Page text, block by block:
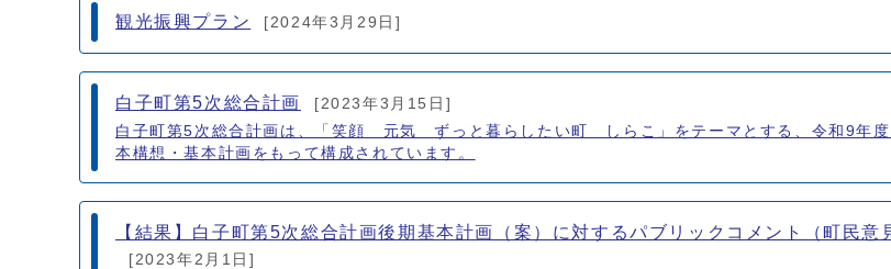
観光振興プラン [2024年3月29日]
白子町第5次総合計画
[2023年3月15日]
白子町第5次総合計画は、「笑顔 元気 ずっと暮らしたい町 しらこ」をテーマとする、令和9年度
本構想・基本計画をもって構成されています。
【結果】白子町第5次総合計画後期基本計画（案）に対するパブリックコメント（町民意
[2023年2月1日]